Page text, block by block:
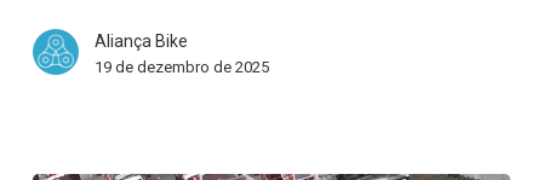
Aliança Bike
19 de dezembro de 2025